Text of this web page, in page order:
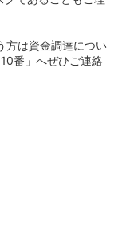
方は資金調達につい
番」へぜひご連絡